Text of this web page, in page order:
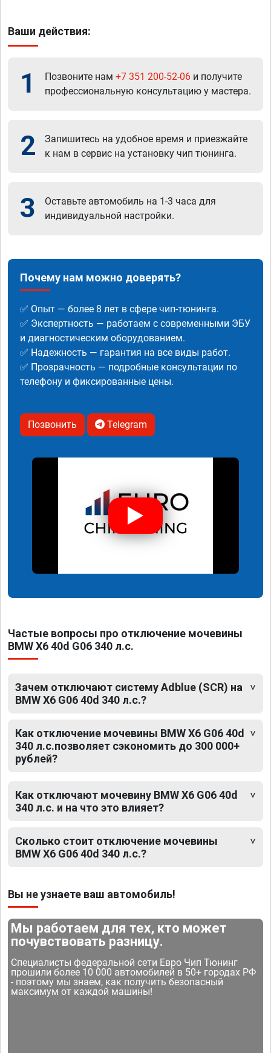
Ваши действия:
1 Позвоните нам +7 351 200-52-06 и получите
профессиональную консультацию у мастера.
2
Запишитесь на удобное время и приезжайте
к нам в сервис на установку чип тюнинга.
3
Оставьте автомобиль на 1-3 часа для
индивидуальной настройки.
Почему нам можно доверять?
✅ Опыт — более 8 лет в сфере чип-тюнинга.
✅ Экспертность — работаем с современными ЭБУ
и диагностическим оборудованием.
✅ Надежность — гарантия на все виды работ.
✅ Прозрачность — подробные консультации по
телефону и фиксированные цены.
Позвонить Telegram
Частые вопросы про отключение мочевины
BMW X6 40d G06 340 л.с.
Зачем отключают систему Adblue (SCR) на
BMW X6 G06 40d 340 л.с.?
Как отключение мочевины BMW X6 G06 40d
340 л.с.позволяет сэкономить до 300 000+
рублей?
Как отключают мочевину BMW X6 G06 40d
340 л.с. и на что это влияет?
Сколько стоит отключение мочевины
BMW X6 G06 40d 340 л.с.?
Вы не узнаете ваш автомобиль!
Мы работаем для тех, кто может
почувствовать разницу.
Специалисты федеральной сети Евро Чип Тюнинг
прошили более 10 000 автомобилей в 50+ городах РФ
- поэтому мы знаем, как получить безопасный
максимум от каждой машины!